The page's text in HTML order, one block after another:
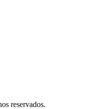
reservados.